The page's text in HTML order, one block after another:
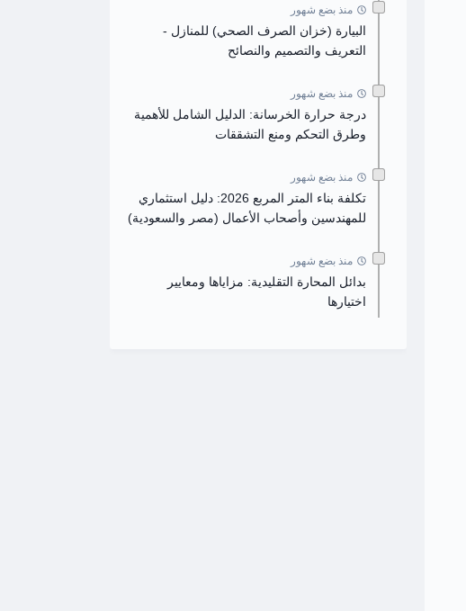
منذ بضع شهور
البيارة (خزان الصرف الصحي) للمنازل -
التعريف والتصميم والنصائح
منذ بضع شهور
درجة حرارة الخرسانة: الدليل الشامل للأهمية
وطرق التحكم ومنع التشققات
منذ بضع شهور
تكلفة بناء المتر المربع 2026: دليل استثماري
للمهندسين وأصحاب الأعمال (مصر والسعودية)
منذ بضع شهور
بدائل المحارة التقليدية: مزاياها ومعايير
اختيارها